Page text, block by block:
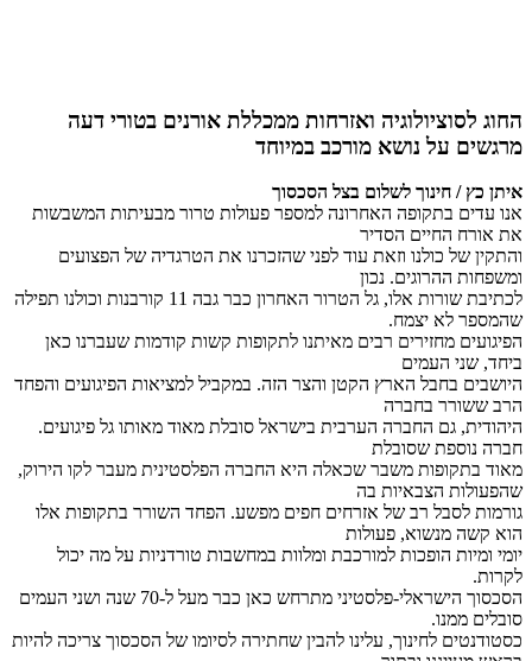
החוג לסוציולוגיה ואזרחות ממכללת אורנים בטורי דעה
מרגשים על נושא מורכב במיוחד
איתן כץ / חינוך לשלום בצל הסכסוך
אנו עדים בתקופה האחרונה למספר פעולות טרור מבעיתות המשבשות
את אורח החיים הסדיר
והתקין של כולנו וזאת עוד לפני שהזכרנו את הטרגדיה של הפצועים
ומשפחות ההרוגים. נכון
לכתיבת שורות אלו, גל הטרור האחרון כבר גבה 11 קורבנות וכולנו תפילה
שהמספר לא יצמח.
הפיגועים מחזירים רבים מאיתנו לתקופות קשות קודמות שעברנו כאן
ביחד, שני העמים
היושבים בחבל הארץ הקטן והצר הזה. במקביל למציאות הפיגועים והפחד
הרב ששורר בחברה
היהודית, גם החברה הערבית בישראל סובלת מאוד מאותו גל פיגועים.
חברה נוספת שסובלת
מאוד בתקופות משבר שכאלה היא החברה הפלסטינית מעבר לקו הירוק,
שהפעולות הצבאיות בה
גורמות לסבל רב של אזרחים חפים מפשע. הפחד השורר בתקופות אלו
הוא קשה מנשוא, פעולות
יומי ומיות הופכות למורכבת ומלוות במחשבות טורדניות על מה יכול
לקרות.
הסכסוך הישראלי-פלסטיני מתרחש כאן כבר מעל ל-70 שנה ושני העמים
סובלים ממנו.
כסטודנטים לחינוך, עלינו להבין שחתירה לסיומו של הסכסוך צריכה להיות